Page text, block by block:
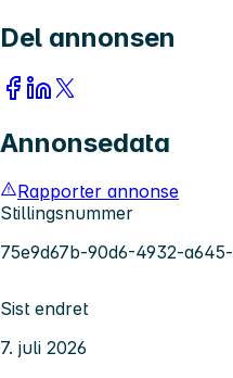
Del annonsen
Annonsedata
Rapporter annonse
Stillingsnummer
75e9d67b-90d6-4932-
Sist endret
7. juli 2026